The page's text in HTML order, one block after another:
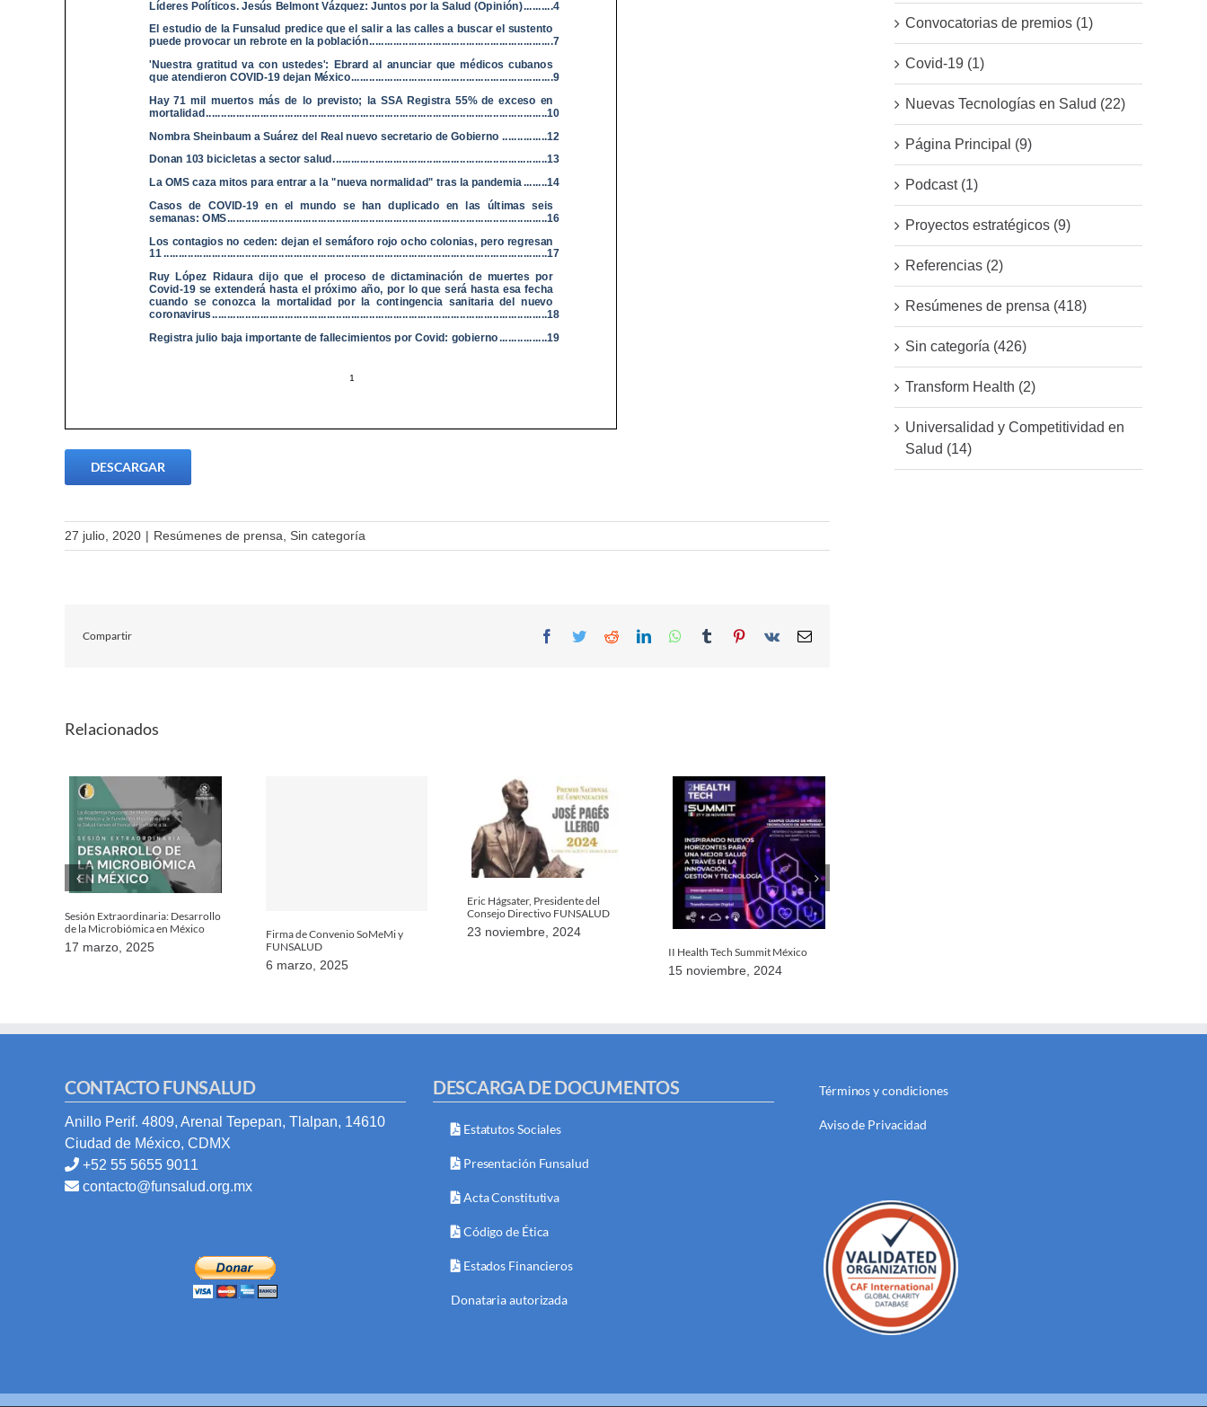
DESCARGAR
27 julio, 2020 | Resúmenes de prensa Sin categoría
Compartir Facebook
TwitterRedditLinkedInWhatsApp
Tumblr Pinterest
Vk Email
Relacionados
Sesión Extraordinaria: Desarrollo
de la Microbiómica en México
17 marzo, 2025
Firma de Convenio SoMeMi y
FUNSALUD
6 marzo, 2025
Eric Hágsater, Presidente del
Consejo Directivo FUNSALUD
23 noviembre, 2024
II Health Tech Summit México
15 noviembre, 2024
Convocatorias de premios (1)
Covid-19 (1)
Nuevas Tecnologías en Salud (22)
Página Principal (9)
Podcast (1)
Proyectos estratégicos (9)
Referencias (2)
Resúmenes de prensa (418)
Sin categoría (426)
Transform Health (2)
Universalidad y Competitividad en
Salud (14)
CONTACTO FUNSALUD
Anillo Perif. 4809, Arenal Tepepan, Tlalpan, 14610
Ciudad de México, CDMX
+52 55 5655 9011
contacto@funsalud.org.mx
DESCARGA DE DOCUMENTOS
Estatutos Sociales
Presentación Funsalud
Acta Constitutiva
Código de Ética
Estados Financieros
Donataria autorizada
Términos y condiciones
Aviso de Privacidad